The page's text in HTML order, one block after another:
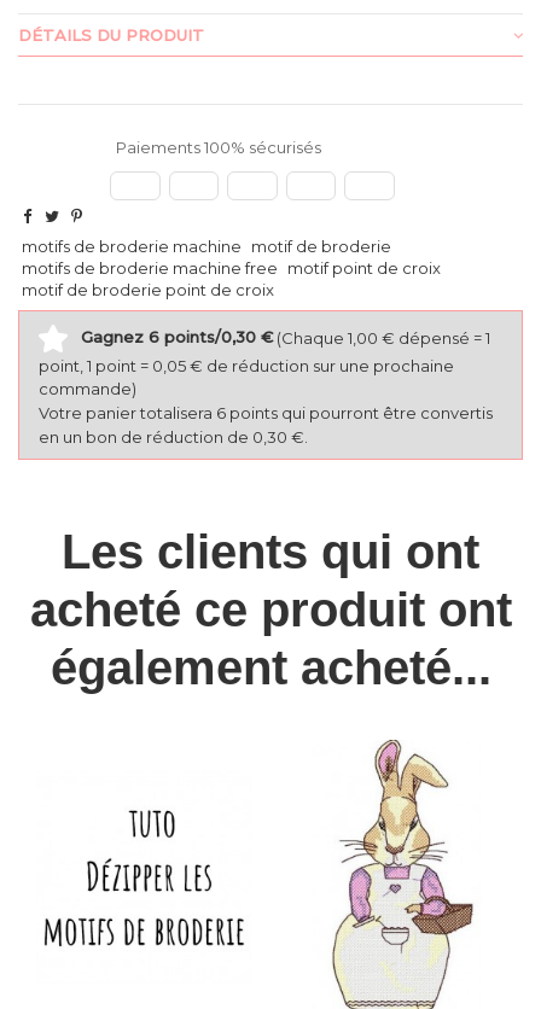
DÉTAILS DU PRODUIT
Paiements 100% sécurisés
motifs de broderie machine
motif de broderie
motifs de broderie machine free
motif point de croix
motif de broderie point de croix
Gagnez 6 points/0,30 € (Chaque 1,00 € dépensé = 1
point, 1 point = 0,05 € de réduction sur une prochaine
commande)
Votre panier totalisera 6 points qui pourront être convertis
en un bon de réduction de 0,30 €.
Les clients qui ont
acheté ce produit ont
également acheté...